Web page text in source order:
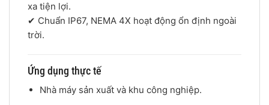
xa tiện lợi.
✔ Chuẩn IP67, NEMA 4X hoạt động ổn định ngoài
trời.
Ứng dụng thực tế
Nhà máy sản xuất và khu công nghiệp.